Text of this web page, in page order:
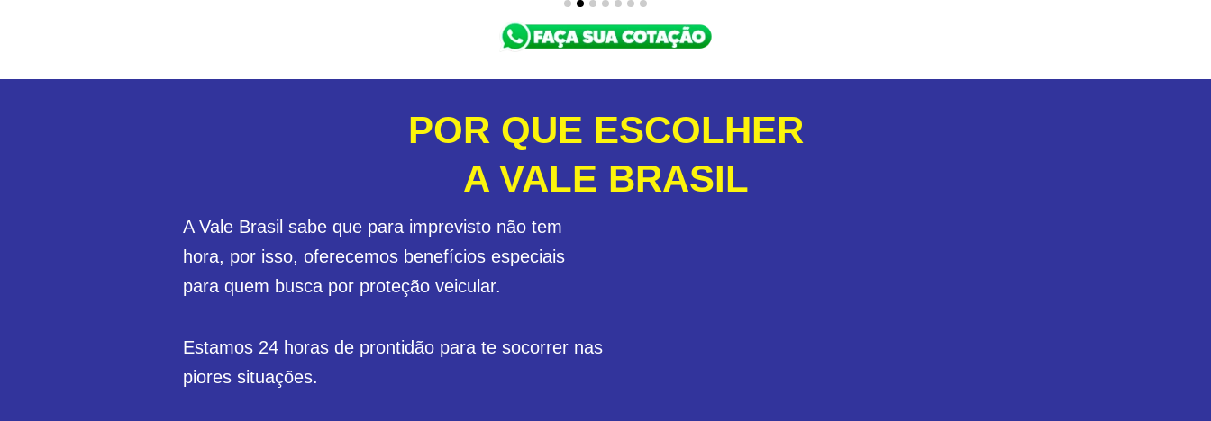
POR QUE ESCOLHER
A VALE BRASIL
A Vale Brasil sabe que para imprevisto não tem
hora, por isso, oferecemos benefícios especiais
para quem busca por proteção veicular.
Estamos 24 horas de prontidão para te socorrer nas
piores situações.